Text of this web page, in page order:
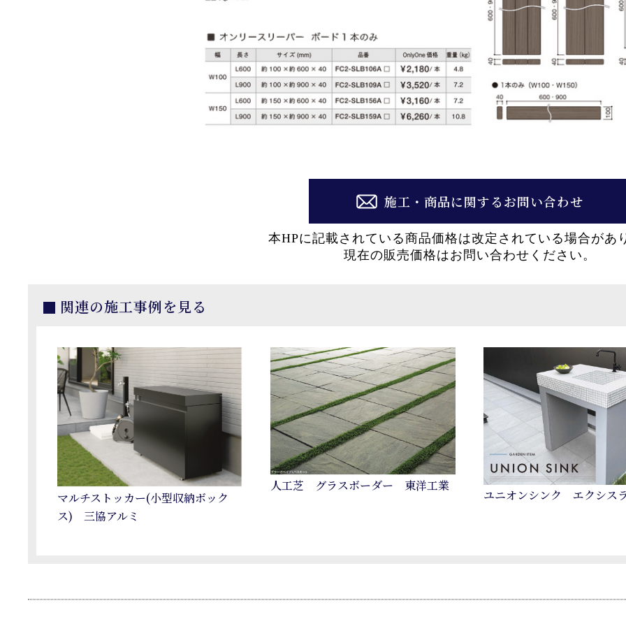
施工・商品に関するお問い合わせ
本HPに記載されている商品価格は改定されている場合があ
現在の販売価格はお問い合わせください。
関連の施工事例を見る
マルチストッカー(小型収納ボック
ス) 三協アルミ
人工芝 グラスボーダー 東洋工業
ユニオンシンク エクシス